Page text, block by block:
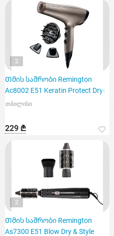
2
Თმის საშრობი Remington
Ac8002 E51 Keratin Protect Dryer
თბილისი
229 ₾
2
Თმის საშრობი Remington
As7300 E51 Blow Dry & Style